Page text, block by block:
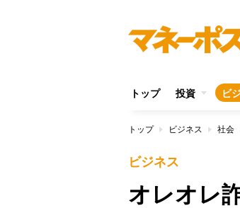
トップ 投資 ビ
トップ ビジネス 社会
ビジネス
オレオレ